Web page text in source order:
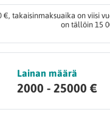
takaisinmaksuaika on viisi
on tällöin 15
Lainan määrä
2000 - 25000 €